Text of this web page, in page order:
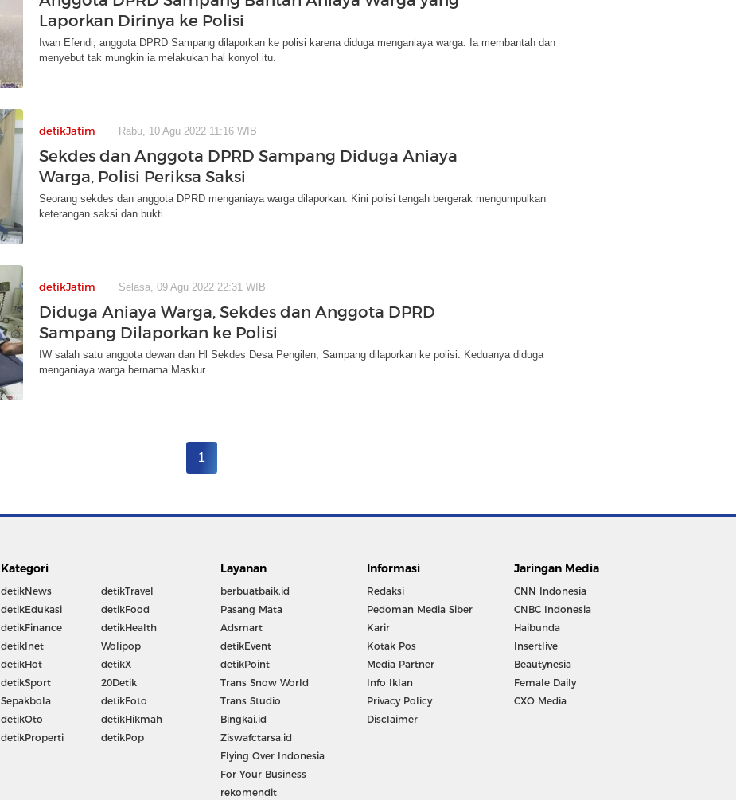
Laporkan Dirinya ke Polisi
Iwan Efendi, anggota DPRD Sampang dilaporkan ke polisi karena diduga menganiaya warga. Ia membantah dan
menyebut tak mungkin ia melakukan hal konyol itu.
detikJatim Rabu, 10 Agu 2022 11:16 WIB
Sekdes dan Anggota DPRD Sampang Diduga Aniaya
Warga, Polisi Periksa Saksi
Seorang sekdes dan anggota DPRD menganiaya warga dilaporkan. Kini polisi tengah bergerak mengumpulkan
keterangan saksi dan bukti.
detikJatim Selasa, 09 Agu 2022 22:31 WIB
Diduga Aniaya Warga, Sekdes dan Anggota DPRD
Sampang Dilaporkan ke Polisi
IW salah satu anggota dewan dan Hl Sekdes Desa Pengilen, Sampang dilaporkan ke polisi. Keduanya diduga
menganiaya warga bernama Maskur.
1
Kategori
detikNews
detikEdukasi
detikFinance
detikInet
detikHot
detikSport
Sepakbola
detikOto
detikProperti
detikTravel
detikFood
detikHealth
Wolipop
detikX
20Detik
detikFoto
detikHikmah
detikPop
Layanan
berbuatbaik.id
Pasang Mata
Adsmart
detikEvent
detikPoint
Trans Snow World
Trans Studio
Bingkai.id
Ziswafctarsa.id
Flying Over Indonesia
For Your Business
rekomendit
Informasi
Redaksi
Pedoman Media Siber
Karir
Kotak Pos
Media Partner
Info Iklan
Privacy Policy
Disclaimer
Jaringan Media
CNN Indonesia
CNBC Indonesia
Haibunda
Insertlive
Beautynesia
Female Daily
CXO Media